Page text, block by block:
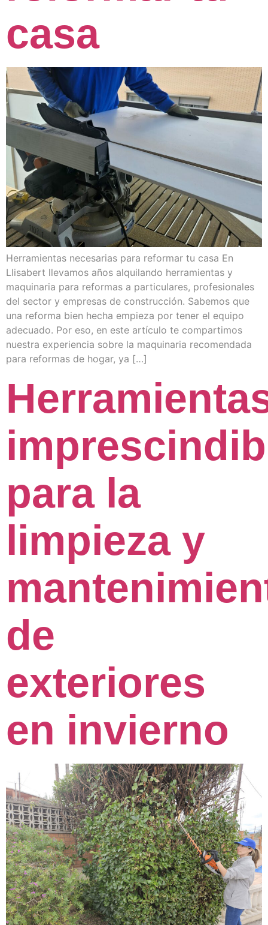
casa
Herramientas necesarias para reformar tu casa En
Llisabert llevamos años alquilando herramientas y
maquinaria para reformas a particulares, profesionales
del sector y empresas de construcción. Sabemos que
una reforma bien hecha empieza por tener el equipo
adecuado. Por eso, en este artículo te compartimos
nuestra experiencia sobre la maquinaria recomendada
para reformas de hogar, ya […]
para la
limpieza y
de
exteriores
en invierno